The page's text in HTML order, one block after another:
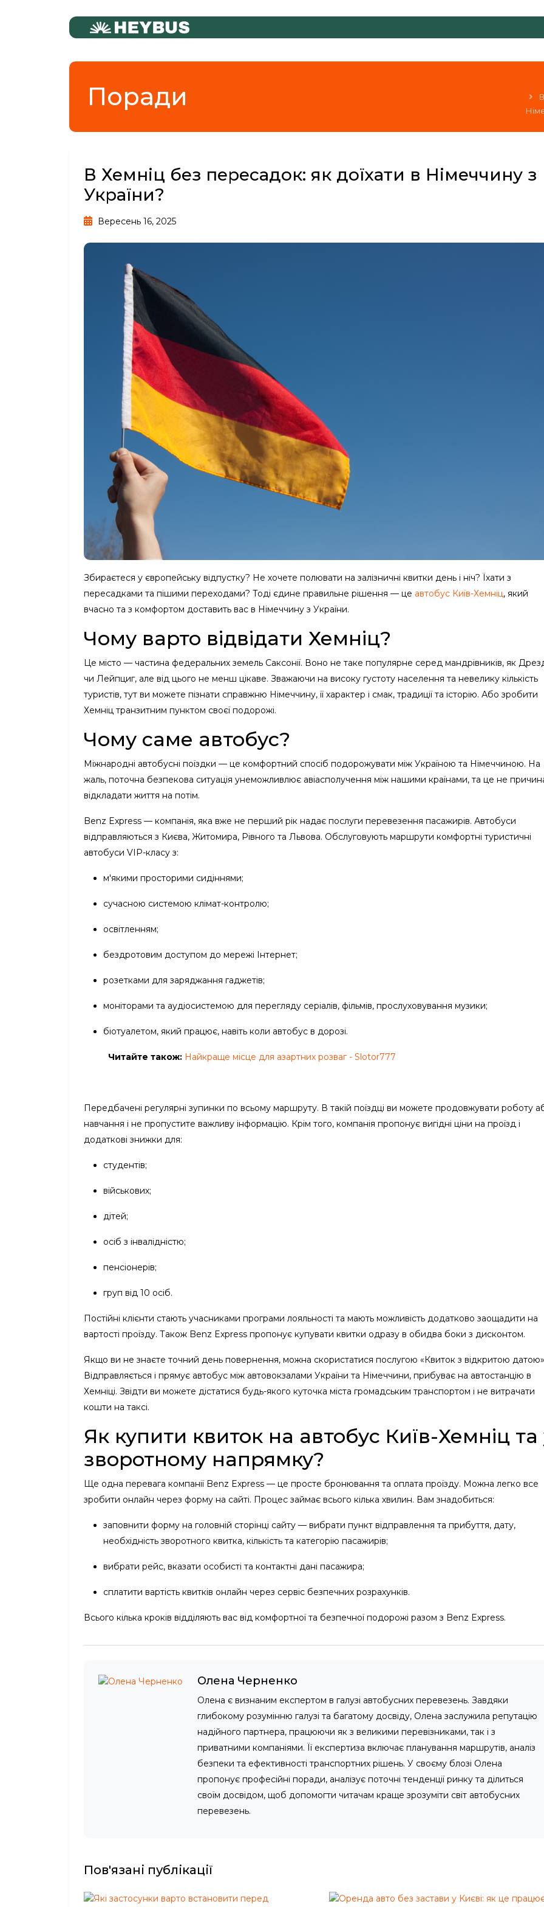
Поради
В Хемніц без пересадок: як доїхати в Німеччину з
України?
Вересень 16, 2025
Збираєтеся у європейську відпустку? Не хочете полювати на залізничні квитки день і ніч? Їхати з
пересадками та пішими переходами? Тоді єдине правильне рішення — це автобус Київ-Хемніц, який
вчасно та з комфортом доставить вас в Німеччину з України.
Чому варто відвідати Хемніц?
Це місто — частина федеральних земель Саксонії. Воно не таке популярне серед мандрівників, як
чи Лейпциг, але від цього не менш цікаве. Зважаючи на високу густоту населення та невелику кількість
туристів, тут ви можете пізнати справжню Німеччину, її характер і смак, традиції та історію. Або зробити
Хемніц транзитним пунктом своєї подорожі.
Чому саме автобус?
Міжнародні автобусні поїздки — це комфортний спосіб подорожувати між Україною та Німеччиною. На
жаль, поточна безпекова ситуація унеможливлює авіасполучення між нашими країнами, та це не
відкладати життя на потім.
Benz Express — компанія, яка вже не перший рік надає послуги перевезення пасажирів. Автобуси
відправляються з Києва, Житомира, Рівного та Львова. Обслуговують маршрути комфортні туристичні
автобуси VIP-класу з:
м'якими просторими сидіннями;
сучасною системою клімат-контролю;
освітленням;
бездротовим доступом до мережі Інтернет;
розетками для заряджання гаджетів;
моніторами та аудіосистемою для перегляду серіалів, фільмів, прослуховування музики;
біотуалетом, який працює, навіть коли автобус в дорозі.
Читайте також: Найкраще місце для азартних розваг - Slotor777
Передбачені регулярні зупинки по всьому маршруту. В такій поїздці ви можете продовжувати роботу
навчання і не пропустите важливу інформацію. Крім того, компанія пропонує вигідні ціни на проїзд і
додаткові знижки для:
студентів;
військових;
дітей;
осіб з інвалідністю;
пенсіонерів;
груп від 10 осіб.
Постійні клієнти стають учасниками програми лояльності та мають можливість додатково заощадити на
вартості проїзду. Також Benz Express пропонує купувати квитки одразу в обидва боки з дисконтом.
Якщо ви не знаєте точний день повернення, можна скористатися послугою «Квиток з відкритою
Відправляється і прямує автобус між автовокзалами України та Німеччини, прибуває на автостанцію в
Хемніці. Звідти ви можете дістатися будь-якого куточка міста громадським транспортом і не витрачати
кошти на таксі.
Як купити квиток на автобус Київ-Хемніц та
зворотному напрямку?
Ще одна перевага компанії Benz Express — це просте бронювання та оплата проїзду. Можна легко все
зробити онлайн через форму на сайті. Процес займає всього кілька хвилин. Вам знадобиться:
заповнити форму на головній сторінці сайту — вибрати пункт відправлення та прибуття, дату,
необхідність зворотного квитка, кількість та категорію пасажирів;
вибрати рейс, вказати особисті та контактні дані пасажира;
сплатити вартість квитків онлайн через сервіс безпечних розрахунків.
Всього кілька кроків відділяють вас від комфортної та безпечної подорожі разом з Benz Express.
Олена Черненко
Олена є визнаним експертом в галузі автобусних перевезень. Завдяки
глибокому розумінню галузі та багатому досвіду, Олена заслужила репутацію
надійного партнера, працюючи як з великими перевізниками, так і з
приватними компаніями. Її експертиза включає планування маршрутів, аналіз
безпеки та ефективності транспортних рішень. У своєму блозі Олена
пропонує професійні поради, аналізує поточні тенденції ринку та ділиться
своїм досвідом, щоб допомогти читачам краще зрозуміти світ автобусних
перевезень.
Пов'язані публікації